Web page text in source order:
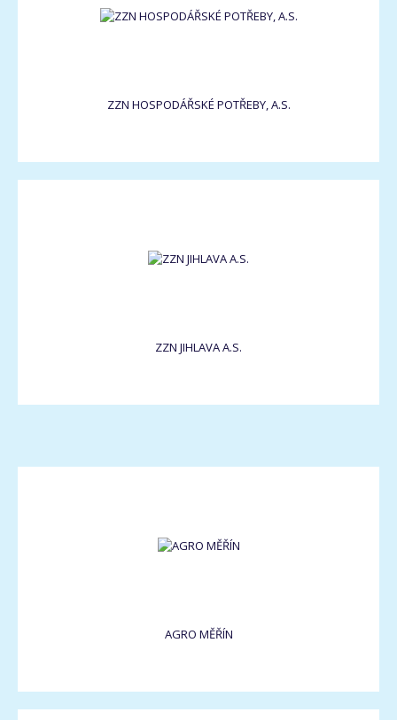
ZZN HOSPODÁŘSKÉ POTŘEBY, A.S.
ZZN JIHLAVA A.S.
AGRO MĚŘÍN